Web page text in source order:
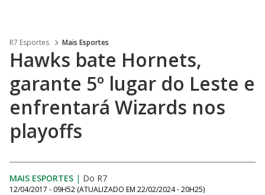
R7 Esportes Mais Esportes
Hawks bate Hornets,
garante 5º lugar do Leste e
enfrentará Wizards nos
playoffs
MAIS ESPORTES | Do R7
12/04/2017 - 09H52 (ATUALIZADO EM 22/02/2024 - 20H25)